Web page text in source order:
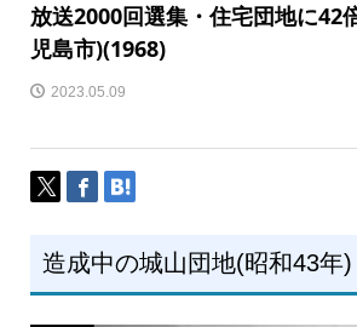
放送2000回選集・住宅団地に42
児島市)(1968)
2023.05.09
造成中の城山団地(昭和43年)